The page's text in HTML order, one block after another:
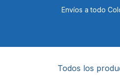
Envíos a todo
Todos los